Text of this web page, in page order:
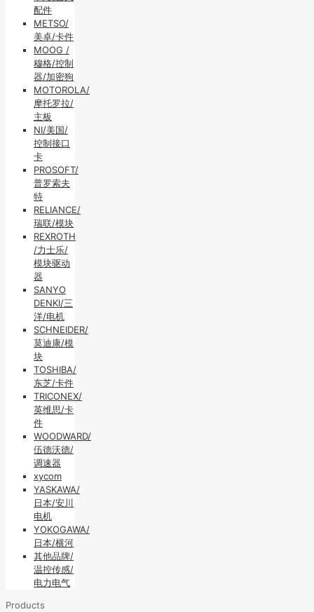
配件
METSO/
美卓/卡件
MOOG /
穆格/控制
器/加密狗
MOTOROLA/
摩托罗拉/
主板
NI/美国/
控制接口
卡
PROSOFT/
普罗索夫
特
RELIANCE/
瑞联/模块
REXROTH
/力士乐/
模块驱动
器
SANYO
DENKI/三
洋/电机
SCHNEIDER/
莫迪康/模
块
TOSHIBA/
东芝/卡件
TRICONEX/
英维思/卡
件
WOODWARD/
伍德沃德/
调速器
xycom
YASKAWA/
日本/安川
电机
YOKOGAWA/
日本/横河
其他品牌/
温控传感/
电力电气
Products